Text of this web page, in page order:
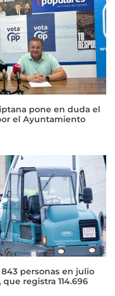
pone en duda el
el Ayuntamiento
personas en julio
registra 114.696